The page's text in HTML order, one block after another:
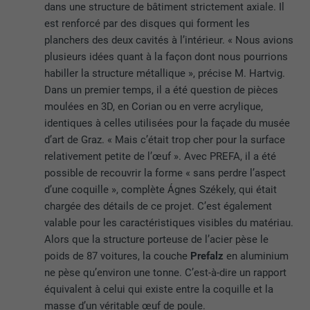
dans une structure de bâtiment strictement axiale. Il
est renforcé par des disques qui forment les
planchers des deux cavités à l’intérieur. « Nous avions
plusieurs idées quant à la façon dont nous pourrions
habiller la structure métallique », précise M. Hartvig.
Dans un premier temps, il a été question de pièces
moulées en 3D, en Corian ou en verre acrylique,
identiques à celles utilisées pour la façade du musée
d’art de Graz. « Mais c’était trop cher pour la surface
relativement petite de l’œuf ». Avec PREFA, il a été
possible de recouvrir la forme « sans perdre l’aspect
d’une coquille », complète Ágnes Székely, qui était
chargée des détails de ce projet. C’est également
valable pour les caractéristiques visibles du matériau.
Alors que la structure porteuse de l’acier pèse le
poids de 87 voitures, la couche Prefalz en aluminium
ne pèse qu’environ une tonne. C’est-à-dire un rapport
équivalent à celui qui existe entre la coquille et la
masse d’un véritable œuf de poule.